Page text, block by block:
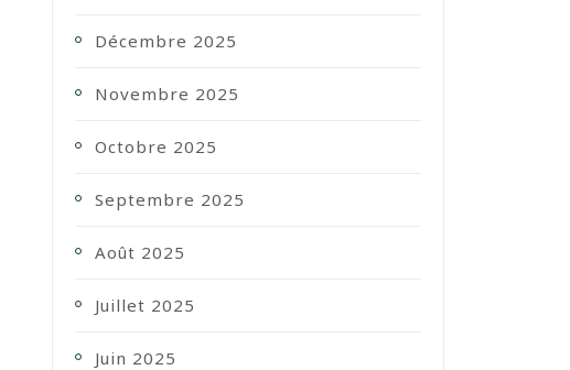
Décembre 2025
Novembre 2025
Octobre 2025
Septembre 2025
Août 2025
Juillet 2025
Juin 2025